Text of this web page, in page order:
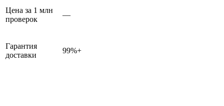
Цена за 1 млн
проверок
—
Гарантия
доставки
99%+